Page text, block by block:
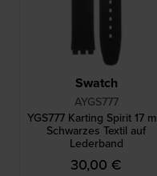
Swatch
AYGS777
YGS777 Karting Spirit 17
Schwarzes Textil auf
Lederband
30,00 €